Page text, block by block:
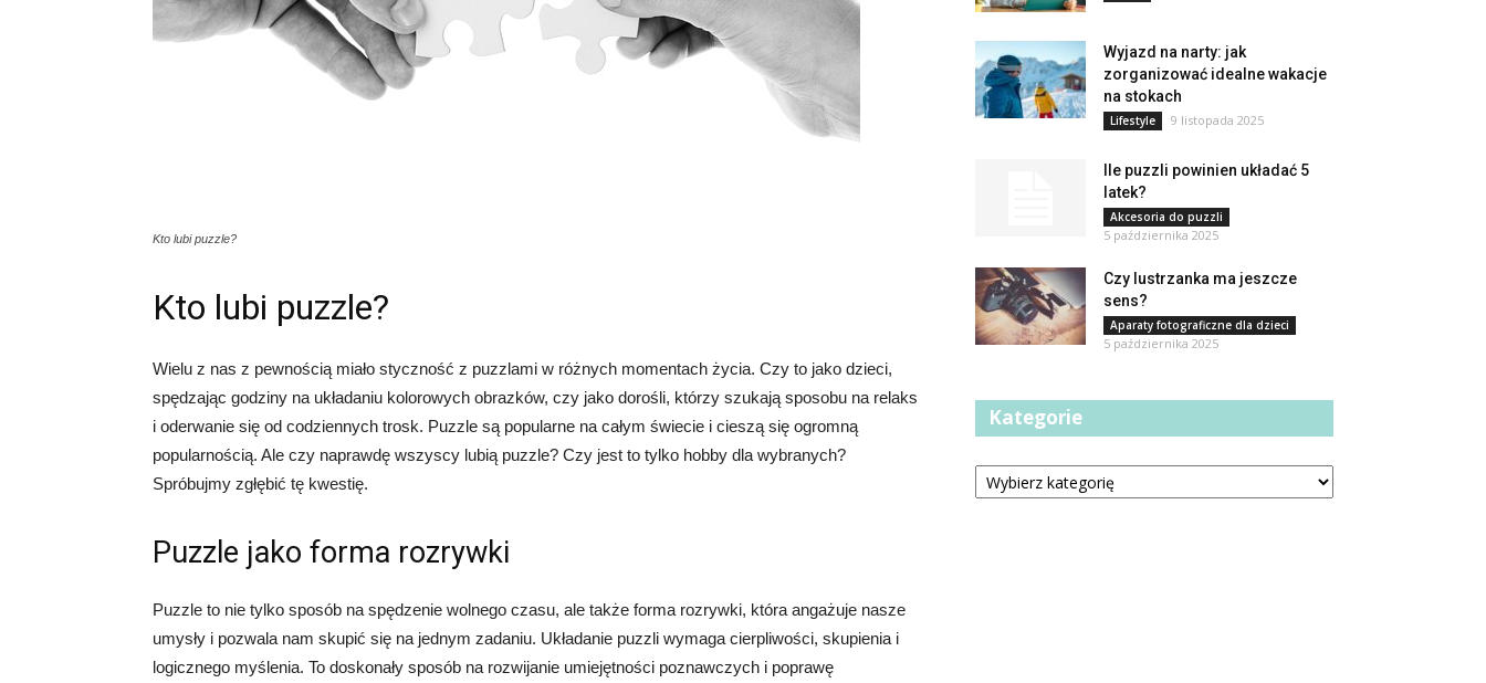
Kto lubi puzzle?
Kto lubi puzzle?
Wielu z nas z pewnością miało styczność z puzzlami w różnych momentach życia. Czy to jako dzieci,
spędzając godziny na układaniu kolorowych obrazków, czy jako dorośli, którzy szukają sposobu na relaks
i oderwanie się od codziennych trosk. Puzzle są popularne na całym świecie i cieszą się ogromną
popularnością. Ale czy naprawdę wszyscy lubią puzzle? Czy jest to tylko hobby dla wybranych?
Spróbujmy zgłębić tę kwestię.
Puzzle jako forma rozrywki
Puzzle to nie tylko sposób na spędzenie wolnego czasu, ale także forma rozrywki, która angażuje nasze
umysły i pozwala nam skupić się na jednym zadaniu. Układanie puzzli wymaga cierpliwości, skupienia i
logicznego myślenia. To doskonały sposób na rozwijanie umiejętności poznawczych i poprawę
Wyjazd na narty: jak
zorganizować idealne wakacje
na stokach
Lifestyle 9 listopada 2025
Ile puzzli powinien układać 5
latek?
Akcesoria do puzzli
5 października 2025
Czy lustrzanka ma jeszcze
sens?
Aparaty fotograficzne dla dzieci
5 października 2025
Kategorie
Kategorie